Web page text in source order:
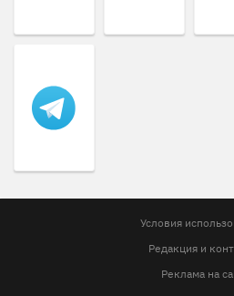
Условия
Редакция и
Реклама на